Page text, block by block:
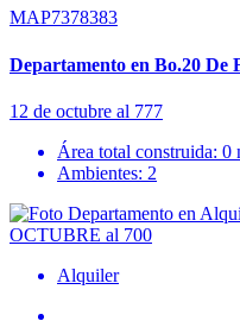
MAP7378383
Departamento en Bo.20 De
12 de octubre al 777
Área total construida: 0
Ambientes: 2
Alquiler